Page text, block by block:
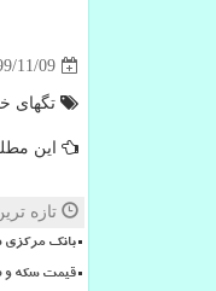
11/09
تگهای
این
تازه
بانک مرکزی
قیمت سکه و طلا در